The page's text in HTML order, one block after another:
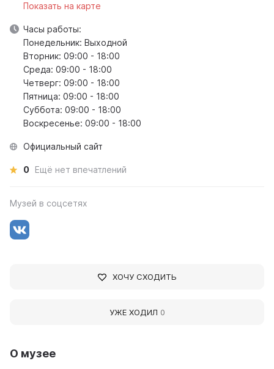
О музее
Показать на карте
Часы работы:
Понедельник: Выходной
Вторник: 09:00 - 18:00
Среда: 09:00 - 18:00
Четверг: 09:00 - 18:00
Пятница: 09:00 - 18:00
Суббота: 09:00 - 18:00
Воскресенье: 09:00 - 18:00
Официальный сайт
0 Ещё нет впечатлений
Музей в соцсетях
ХОЧУ СХОДИТЬ
УЖЕ ХОДИЛ 0